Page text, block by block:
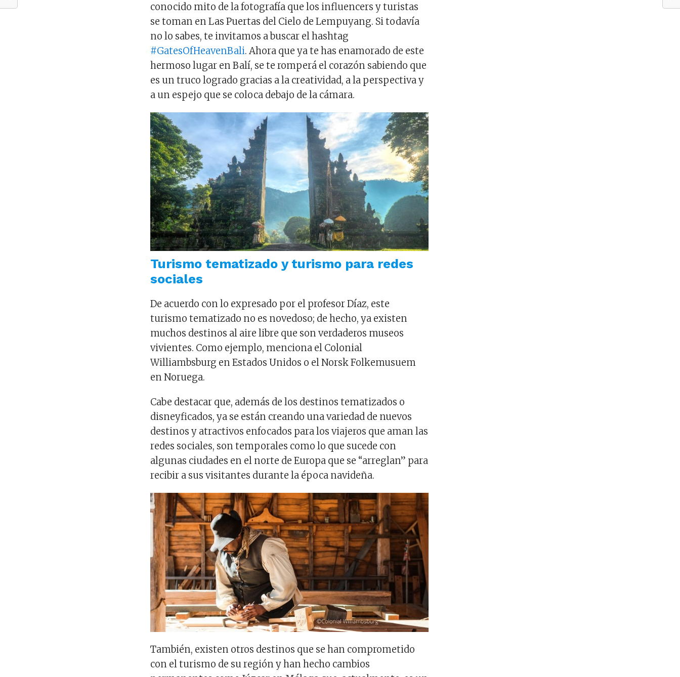
conocido mito de la fotografía que los influencers y turistas
se toman en Las Puertas del Cielo de Lempuyang. Si todavía
no lo sabes, te invitamos a buscar el hashtag
#GatesOfHeavenBali. Ahora que ya te has enamorado de este
hermoso lugar en Balí, se te romperá el corazón sabiendo que
es un truco logrado gracias a la creatividad, a la perspectiva y
a un espejo que se coloca debajo de la cámara.
Turismo tematizado y turismo para redes
sociales
De acuerdo con lo expresado por el profesor Díaz, este
turismo tematizado no es novedoso; de hecho, ya existen
muchos destinos al aire libre que son verdaderos museos
vivientes. Como ejemplo, menciona el Colonial
Williambsburg en Estados Unidos o el Norsk Folkemusuem
en Noruega.
Cabe destacar que, además de los destinos tematizados o
disneyficados, ya se están creando una variedad de nuevos
destinos y atractivos enfocados para los viajeros que aman las
redes sociales, son temporales como lo que sucede con
algunas ciudades en el norte de Europa que se “arreglan” para
recibir a sus visitantes durante la época navideña.
También, existen otros destinos que se han comprometido
con el turismo de su región y han hecho cambios